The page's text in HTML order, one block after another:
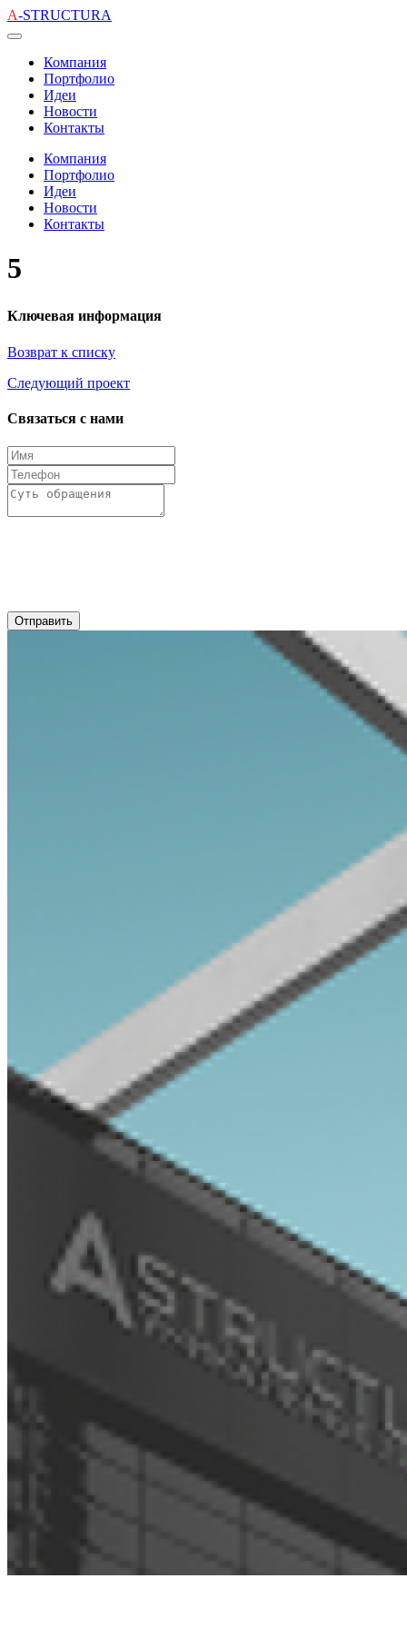
A-STRUCTURA
Компания
Портфолио
Идеи
Новости
Контакты
Компания
Портфолио
Идеи
Новости
Контакты
5
Ключевая информация
Возврат к списку
Следующий проект
Связаться с нами
Отправить